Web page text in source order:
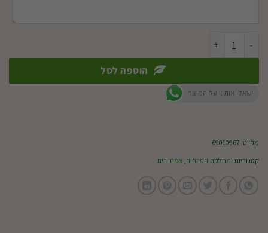
הוספה לסל
שאלו אותנו על המוצר
מק"ט:69010967
קטגוריות: מחלקת הפרחים,צמחי בית